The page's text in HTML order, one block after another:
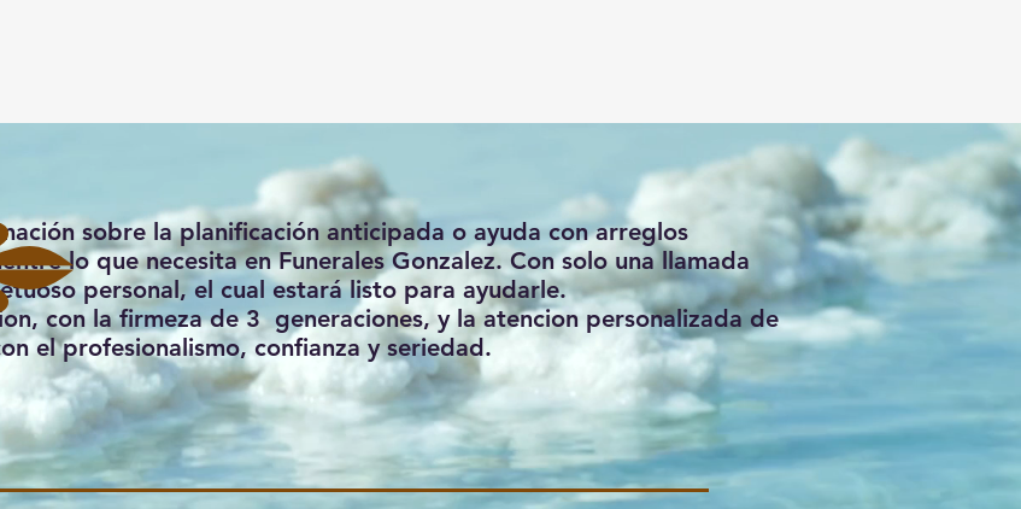
sobre la planificación anticipada o ayuda con arreglos
lo que necesita en Funerales Gonzalez. Con solo una llamada
personal, el cual estará listo para ayudarle.
con la firmeza de 3 generaciones, y la atencion personalizada de
el profesionalismo, confianza y seriedad.